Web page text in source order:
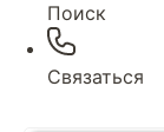
Поиск
Связаться